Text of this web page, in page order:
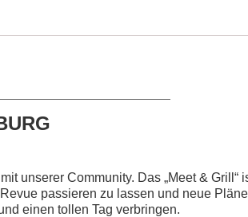
unserer Community. Das „Meet & Grill“
passieren zu lassen und neue
einen tollen Tag verbringen.